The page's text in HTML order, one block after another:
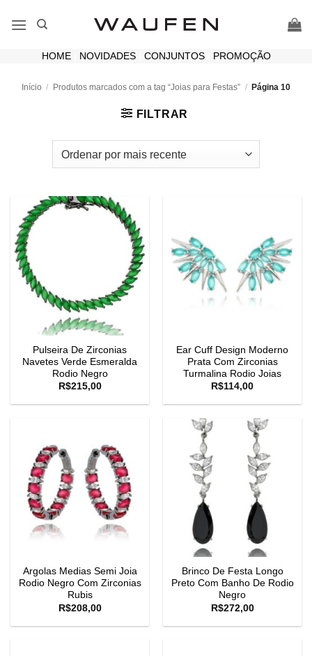
HOME| NOVIDADES| CONJUNTOS| PROMOÇÃO
Início / Produtos marcados com a tag “Joias para Festas” / Página 10
FILTRAR
Pulseira De Zirconias
Navetes Verde Esmeralda
Rodio Negro
R$215,00
Ear Cuff Design Moderno
Prata Com Zirconias
Turmalina Rodio Joias
R$114,00
Argolas Medias Semi Joia
Rodio Negro Com Zirconias
Rubis
R$208,00
Brinco De Festa Longo
Preto Com Banho De Rodio
Negro
R$272,00